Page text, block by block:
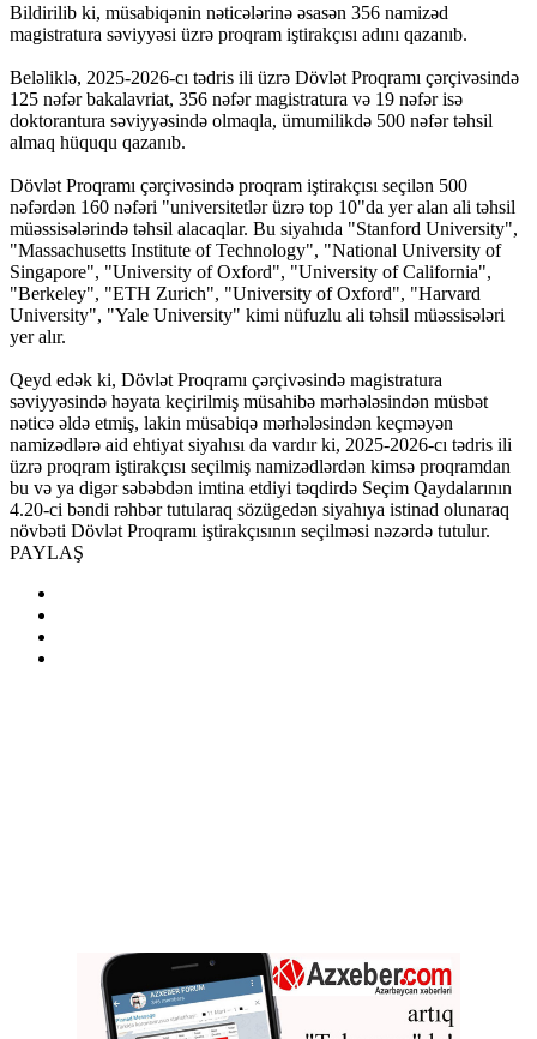
Bildirilib ki, müsabiqənin nəticələrinə əsasən 356 namizəd
magistratura səviyyəsi üzrə proqram iştirakçısı adını qazanıb.
Beləliklə, 2025-2026-cı tədris ili üzrə Dövlət Proqramı çərçivəsində
125 nəfər bakalavriat, 356 nəfər magistratura və 19 nəfər isə
doktorantura səviyyəsində olmaqla, ümumilikdə 500 nəfər təhsil
almaq hüququ qazanıb.
Dövlət Proqramı çərçivəsində proqram iştirakçısı seçilən 500
nəfərdən 160 nəfəri "universitetlər üzrə top 10"da yer alan ali təhsil
müəssisələrində təhsil alacaqlar. Bu siyahıda "Stanford University",
"Massachusetts Institute of Technology", "National University of
Singapore", "University of Oxford", "University of California",
"Berkeley", "ETH Zurich", "University of Oxford", "Harvard
University", "Yale University" kimi nüfuzlu ali təhsil müəssisələri
yer alır.
Qeyd edək ki, Dövlət Proqramı çərçivəsində magistratura
səviyyəsində həyata keçirilmiş müsahibə mərhələsindən müsbət
nəticə əldə etmiş, lakin müsabiqə mərhələsindən keçməyən
namizədlərə aid ehtiyat siyahısı da vardır ki, 2025-2026-cı tədris ili
üzrə proqram iştirakçısı seçilmiş namizədlərdən kimsə proqramdan
bu və ya digər səbəbdən imtina etdiyi təqdirdə Seçim Qaydalarının
4.20-ci bəndi rəhbər tutularaq sözügedən siyahıya istinad olunaraq
növbəti Dövlət Proqramı iştirakçısının seçilməsi nəzərdə tutulur.
PAYLAŞ